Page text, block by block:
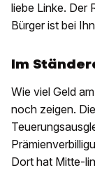
liebe Linke. Der
Bürger ist bei
Im
Wie viel Geld
noch zeigen.
Dort hat Mitte-